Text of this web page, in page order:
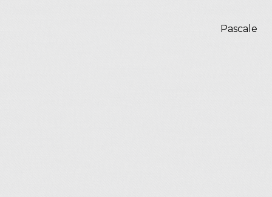
Pascale